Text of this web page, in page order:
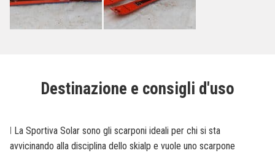
Destinazione e consigli d'uso
La Sportiva Solar sono gli scarponi ideali per chi si sta
avvicinando alla disciplina dello skialp e vuole uno scarpone